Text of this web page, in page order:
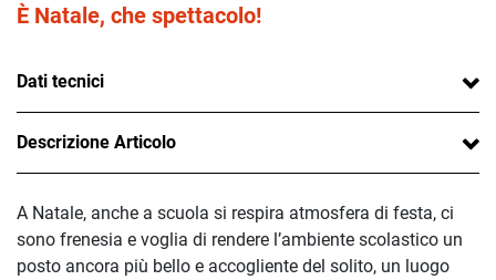
È Natale, che spettacolo!
Dati tecnici
Descrizione Articolo
A Natale, anche a scuola si respira atmosfera di festa, ci
sono frenesia e voglia di rendere l’ambiente scolastico un
posto ancora più bello e accogliente del solito, un luogo